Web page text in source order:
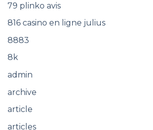
79 plinko avis
816 casino en ligne julius
8883
8k
admin
archive
article
articles